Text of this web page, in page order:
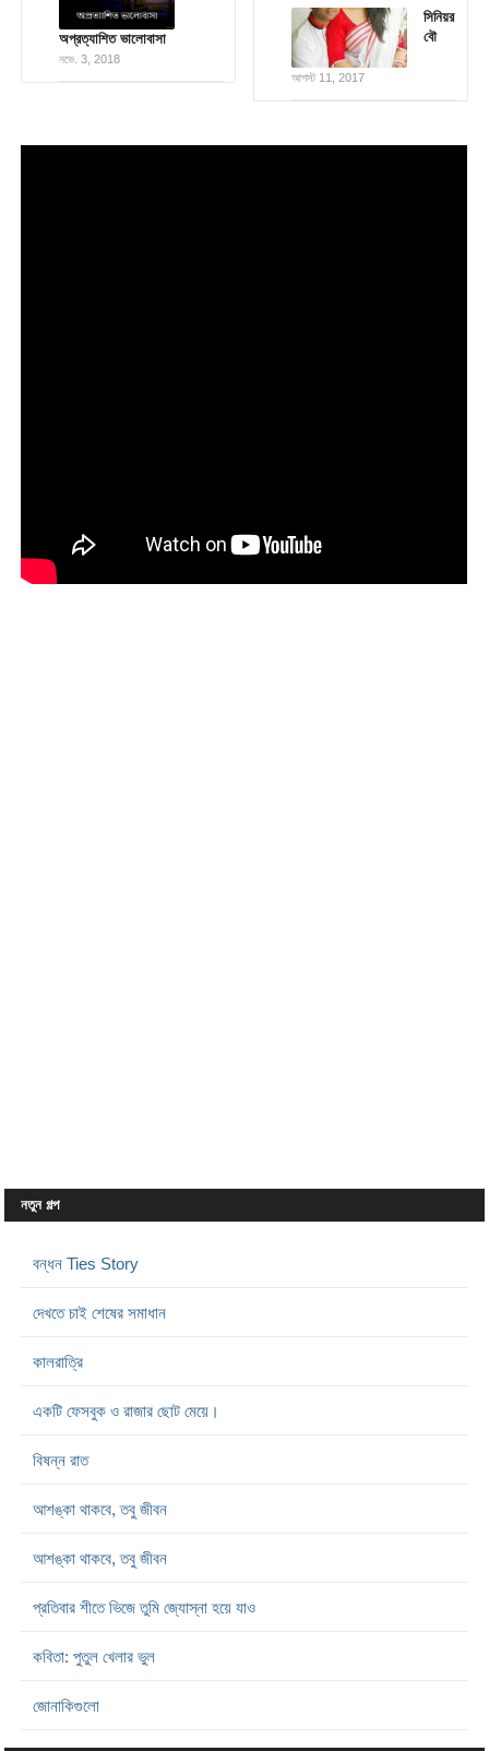
অপ্রত্যাশিত ভালোবাসা
নভে. 3, 2018
সিনিয়র
বৌ
আগস্ট 11, 2017
নতুন গল্প
বন্ধন Ties Story
দেখতে চাই শেষের সমাধান
কালরাত্রি
একটি ফেসবুক ও রাজার ছোট মেয়ে।
বিষন্ন রাত
আশঙ্কা থাকবে, তবু জীবন
আশঙ্কা থাকবে, তবু জীবন
প্রতিবার শীতে ভিজে তুমি জ্যোস্না হয়ে যাও
কবিতা: পুতুল খেলার ভুল
জোনাকিগুলো